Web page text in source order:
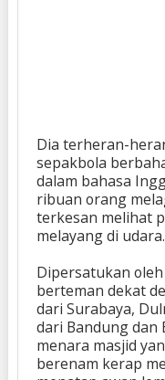
Dia terheran-
sepakbola
dalam bahasa
ribuan orang
terkesan melihat
melayang di udara.
Dipersatukan
berteman dekat
dari Surabaya,
dari Bandung dan
menara masjid
berenam kerap